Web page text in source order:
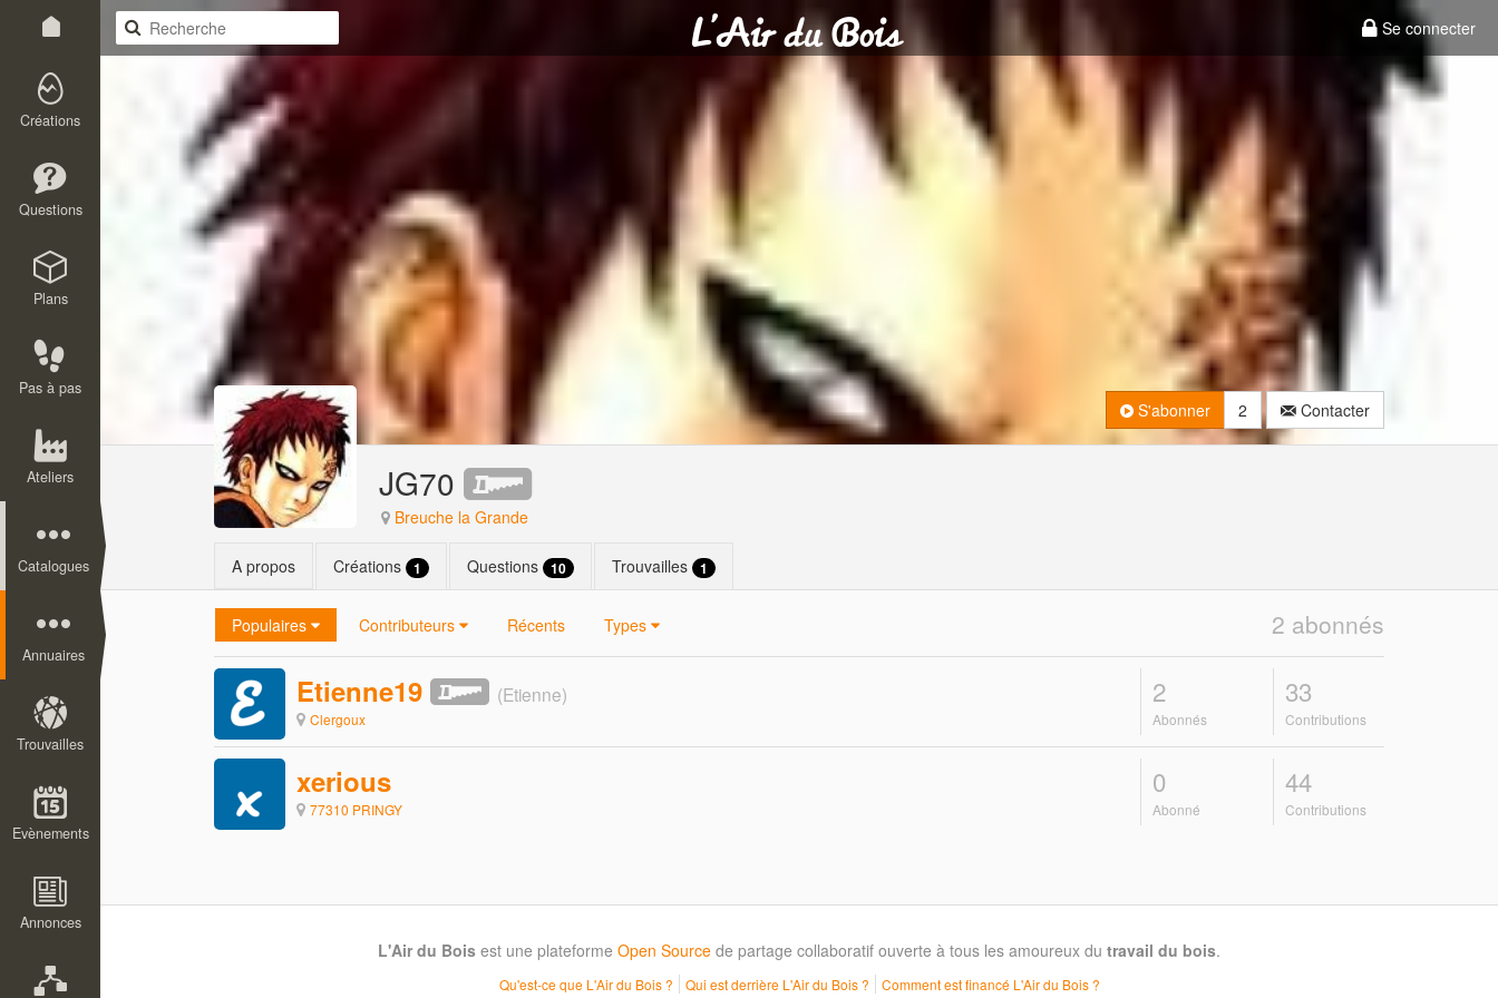
Se connecter
Créations
Questions
Plans
Pas à pas
Ateliers
Catalogues
Annuaires
Trouvailles
Evènements
Annonces
JG70
Breuche la Grande
S'abonner 2 Contacter
A propos Créations 1 Questions 10 Trouvailles 1
Populaires Contributeurs Récents Types 2 abonnés
Etienne19 (Etienne)
Clergoux
2
Abonnés
33
Contributions
xerious
77310 PRINGY
0
Abonné
44
Contributions
L'Air du Bois est une plateforme Open Source de partage collaboratif ouverte à tous les amoureux du travail du bois.
Qu'est-ce que L'Air du Bois ? Qui est derrière L'Air du Bois ? Comment est financé L'Air du Bois ?